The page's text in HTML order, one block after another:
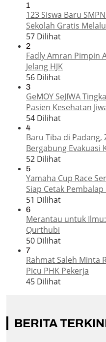
1
123 Siswa Baru
Sekolah Gratis
57 Dilihat
2
Fadly Amran Pimpin
Jelang HJK
56 Dilihat
3
GeMOY SeJIWA
Pasien Kesehatan
54 Dilihat
4
Baru Tiba di Padang,
Bergabung Evakuasi
52 Dilihat
5
Yamaha Cup Race
Siap Cetak
51 Dilihat
6
Merantau untuk
Qurthubi
50 Dilihat
7
Rahmat Saleh Minta
Picu PHK Pekerja
45 Dilihat
BERITA